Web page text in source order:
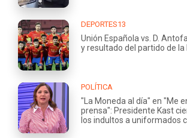
DEPORTES13
Unión Española vs. D.
y resultado del partido de la
POLÍTICA
"La Moneda al día" en "Me
prensa": Presidente Kast
los indultos a uniformados